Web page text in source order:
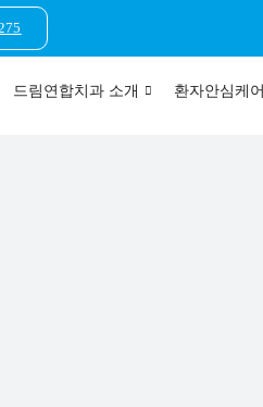
드림연합치과 소개 환자안심케어